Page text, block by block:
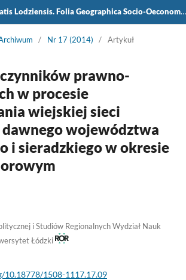
Acta Universitatis Lodziensis. Folia Geographica Socio-Oeconomica
/ Nr 17 (2014) / Artykuł
prawno-
w procesie
wiejskiej sieci
dawnego województwa
i sieradzkiego w okresie
i Studiów Regionalnych Wydział Nauk
Łódzki
10.18778/1508-1117.17.09